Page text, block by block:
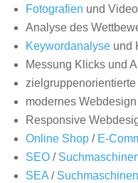
Fotografien und
Analyse des
Keywordanalyseund
Messung Klicks und
modernes Webdesign
Responsive
Online Shop/ E-
SEO/
SEA/